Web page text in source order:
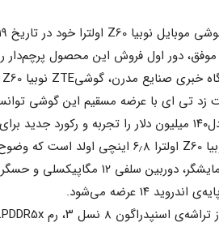
دور اول فروش این محصول پرچم‌دار
زد تی ای با عرضه‌ مسقیم این گوشی
کند.
می‌دهد. در زیر نمایشگر،